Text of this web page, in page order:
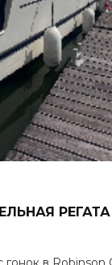
РЕГАТА